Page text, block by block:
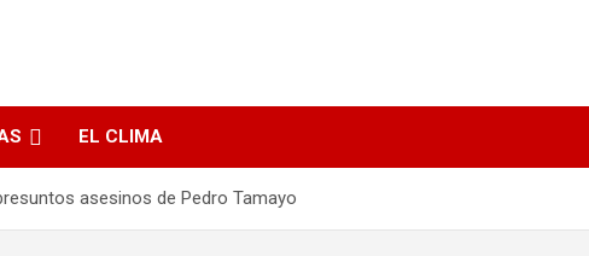
EL CLIMA
asesinos de Pedro Tamayo